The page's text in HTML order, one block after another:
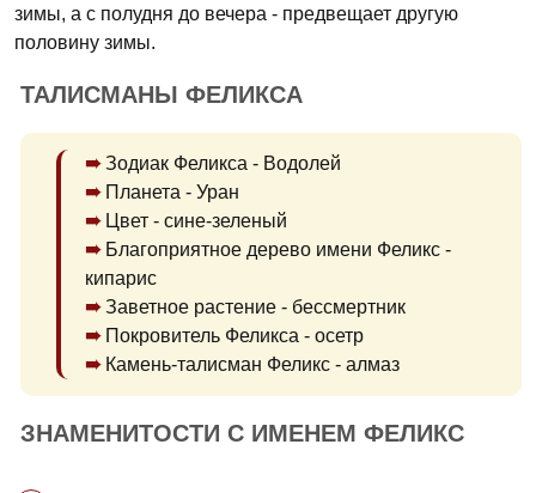
зимы, а с полудня до вечера - предвещает другую
половину зимы.
ТАЛИСМАНЫ ФЕЛИКСА
Зодиак Феликса - Водолей
Планета - Уран
Цвет - сине-зеленый
Благоприятное дерево имени Феликс -
кипарис
Заветное растение - бессмертник
Покровитель Феликса - осетр
Камень-талисман Феликс - алмаз
ЗНАМЕНИТОСТИ С ИМЕНЕМ ФЕЛИКС